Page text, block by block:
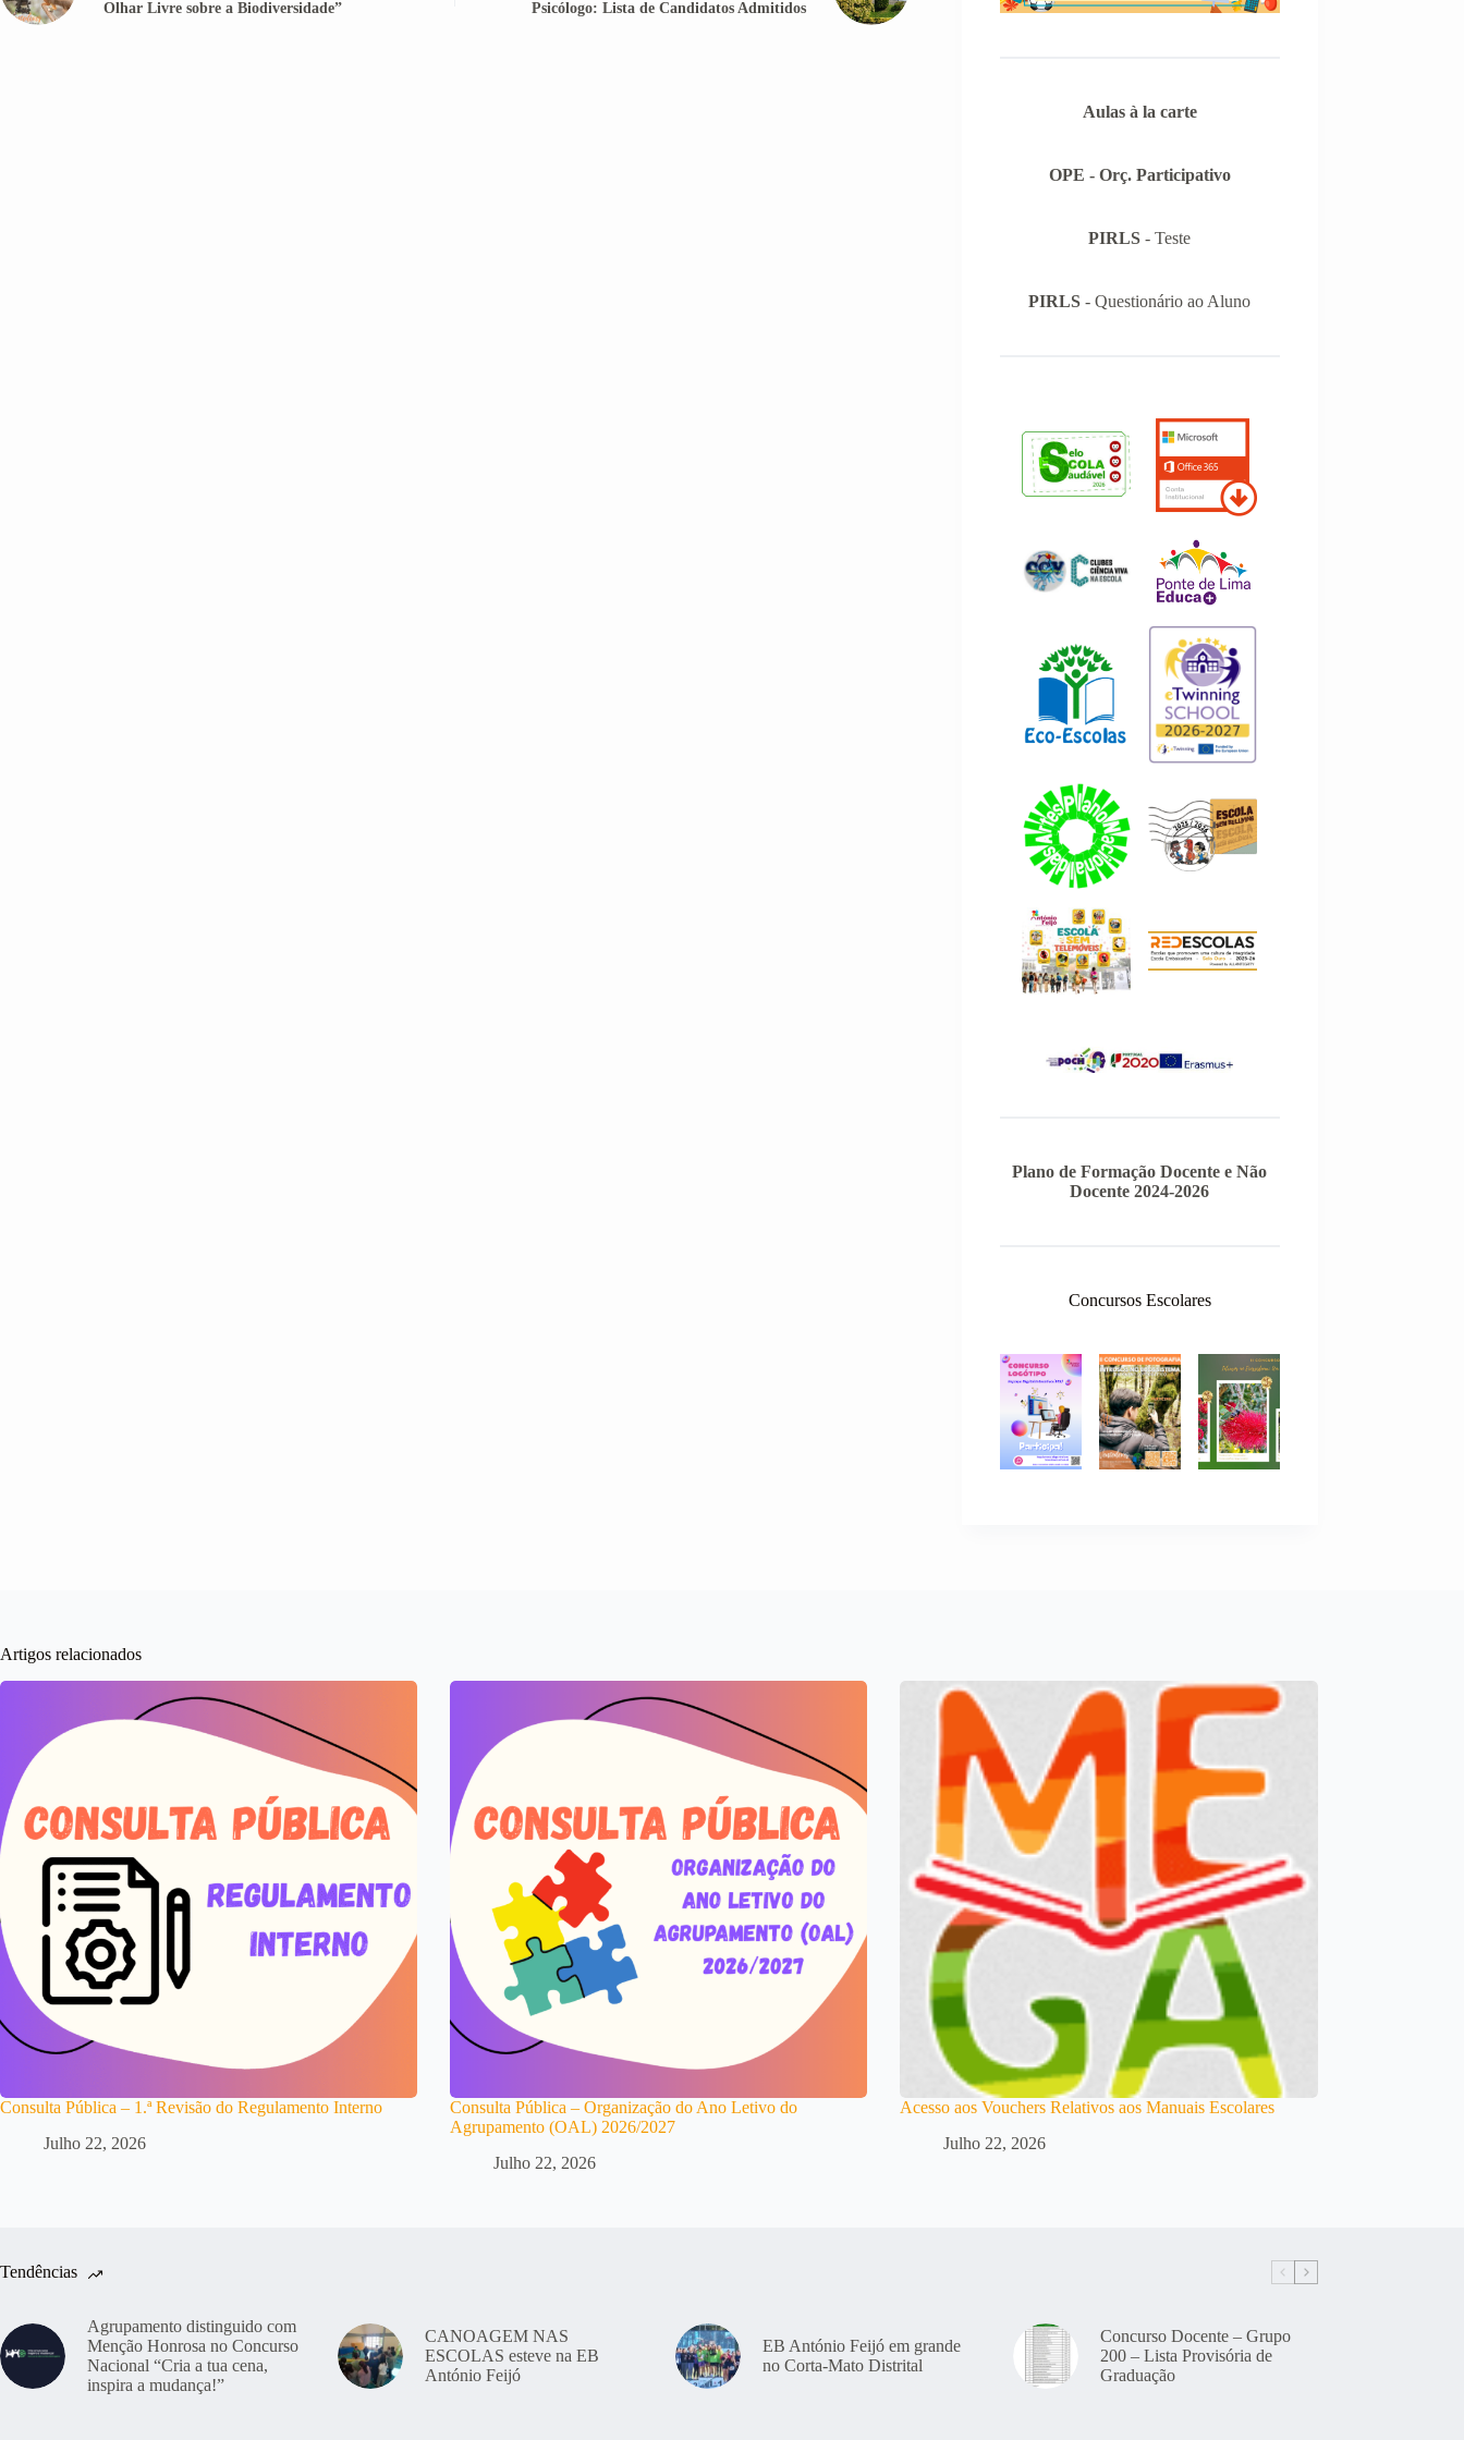
Olhar Livre sobre a Biodiversidade”
Psicólogo: Lista de Candidatos Admitidos
Aulas à la carte
OPE - Orç. Participativo
PIRLS - Teste
PIRLS - Questionário ao Aluno
Plano de Formação Docente e Não
Docente 2024-2026
Concursos Escolares
Artigos relacionados
Consulta Pública – 1.ª Revisão do Regulamento Interno
Julho 22, 2026
Consulta Pública – Organização do Ano Letivo do
Agrupamento (OAL) 2026/2027
Julho 22, 2026
Acesso aos Vouchers Relativos aos Manuais Escolares
Julho 22, 2026
Tendências
Agrupamento distinguido com
Menção Honrosa no Concurso
Nacional “Cria a tua cena,
inspira a mudança!”
CANOAGEM NAS
ESCOLAS esteve na EB
António Feijó
EB António Feijó em grande
no Corta-Mato Distrital
Concurso Docente – Grupo
200 – Lista Provisória de
Graduação